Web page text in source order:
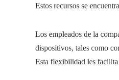
Estos recursos se
Los empleados de la
dispositivos, tales como
Esta flexibilidad les facilita